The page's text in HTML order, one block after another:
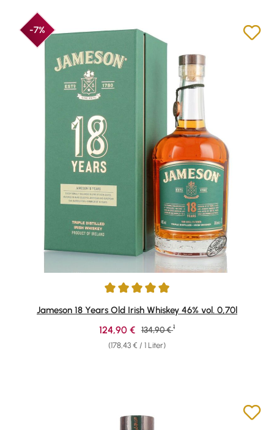
-7%
Durchschnittliche Bewertung von 4.91 von 5 Sternen
Jameson 18 Years Old Irish Whiskey 46% vol. 0,70l
(178,43 € / 1 Liter)
Verkaufspreis:
124,90 € Regulärer Preis:
134,90 € 1